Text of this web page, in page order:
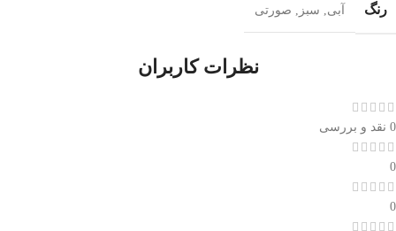
رنگ آبی سبز صورتی
نظرات کاربران
0 نقد و بررسی
0
0